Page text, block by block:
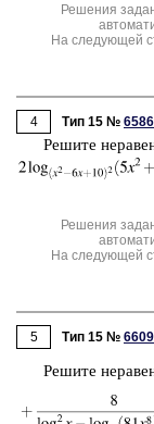
Решения
На следующей
4 Тип 15 №
Ре­ши­те
Решения
На следующей
5 Тип 15 №
Ре­ши­те